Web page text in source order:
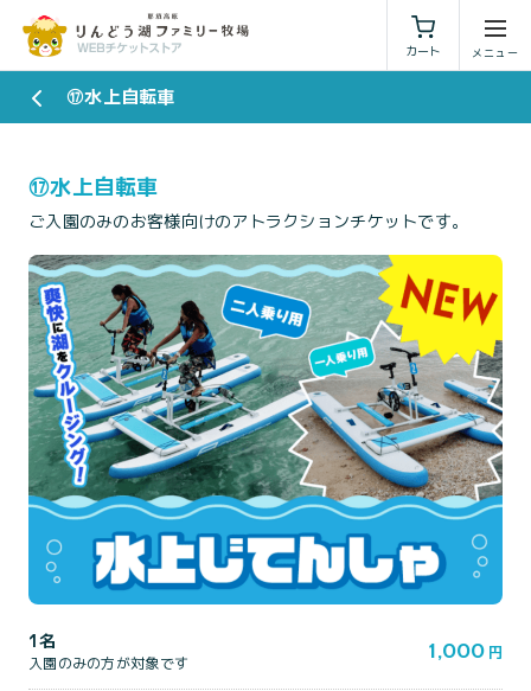
カート
利用規約 特定商取引法に基づく表示
⑰水上自転車
⑰水上自転車
ご入園のみのお客様向けのアトラクションチケットです。
1名
入園のみの方が対象です 1,000 円